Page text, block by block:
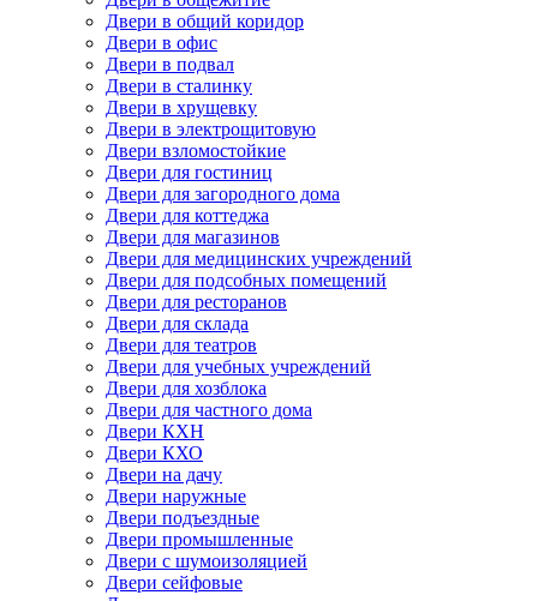
Двери в общий коридор
Двери в офис
Двери в подвал
Двери в сталинку
Двери в хрущевку
Двери в электрощитовую
Двери взломостойкие
Двери для гостиниц
Двери для загородного дома
Двери для коттеджа
Двери для магазинов
Двери для медицинских учреждений
Двери для подсобных помещений
Двери для ресторанов
Двери для склада
Двери для театров
Двери для учебных учреждений
Двери для хозблока
Двери для частного дома
Двери КХН
Двери КХО
Двери на дачу
Двери наружные
Двери подъездные
Двери промышленные
Двери с шумоизоляцией
Двери сейфовые